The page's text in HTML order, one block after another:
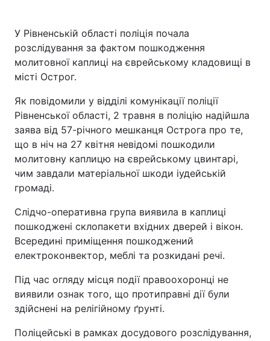
Дніпро Харків
Одеса
Наука
Техно і зв'язок Лайт
Зброя
Здоров'я Туризм
Цікавинки Погода
Відео з Youtube Статті
Інтерв'ю Думки
У Рівненській області поліція почала
розслідування за фактом пошкодження
молитовної каплиці на єврейському кладовищі в
місті Острог.
Як повідомили у відділі комунікації поліції
Рівненської області, 2 травня в поліцію надійшла
заява від 57-річного мешканця Острога про те,
що в ніч на 27 квітня невідомі пошкодили
молитовну каплицю на єврейському цвинтарі,
чим завдали матеріальної шкоди іудейській
громаді.
Слідчо-оперативна група виявила в каплиці
пошкоджені склопакети вхідних дверей і вікон.
Всередині приміщення пошкоджений
електроконвектор, меблі та розкидані речі.
Під час огляду місця події правоохоронці не
виявили ознак того, що протиправні дії були
здійснені на релігійному ґрунті.
Поліцейські в рамках досудового розслідування,